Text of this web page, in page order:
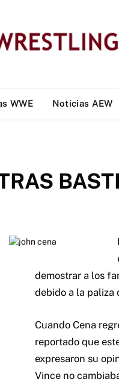
WWE Noticias AEW
demostrar a los
debido a la paliza
Cuando Cena
reportado que
expresaron su
Vince no